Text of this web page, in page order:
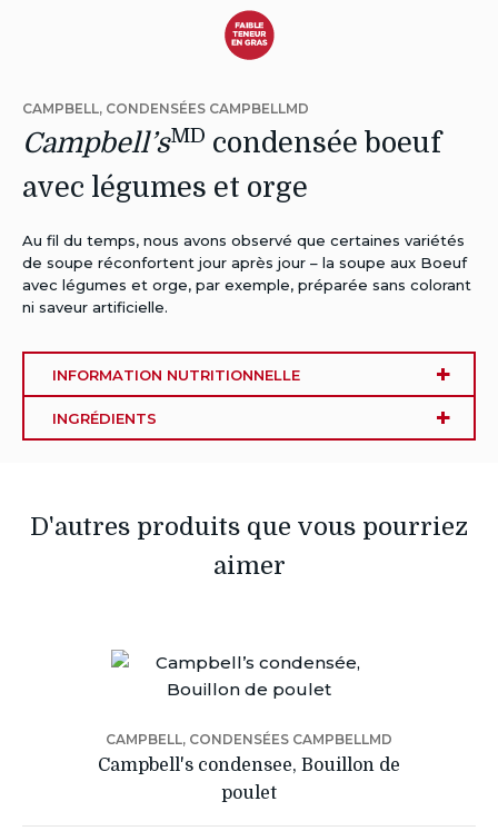
Régimes:
Faible
gras
CAMPBELL, CONDENSÉES CAMPBELLMD
Campbell’sMD condensée boeuf
avec légumes et orge
Au fil du temps, nous avons observé que certaines variétés
de soupe réconfortent jour après jour – la soupe aux Boeuf
avec légumes et orge, par exemple, préparée sans colorant
ni saveur artificielle.
INFORMATION NUTRITIONNELLE
INGRÉDIENTS
D'autres produits que vous pourriez
aimer
CAMPBELL, CONDENSÉES CAMPBELLMD
Campbell's condensee, Bouillon de
poulet